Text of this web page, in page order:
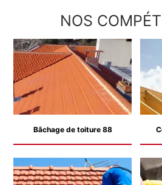
NOS
Bâchage de toiture 88